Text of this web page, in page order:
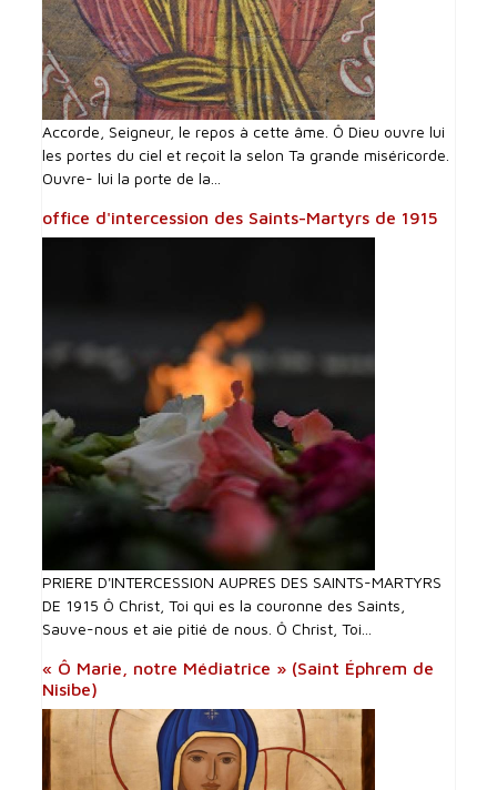
Accorde, Seigneur, le repos à cette âme. Ô Dieu ouvre lui
les portes du ciel et reçoit la selon Ta grande miséricorde.
Ouvre- lui la porte de la...
office d'intercession des Saints-Martyrs de 1915
PRIERE D'INTERCESSI0N AUPRES DES SAINTS-MARTYRS
DE 1915 Ô Christ, Toi qui es la couronne des Saints,
Sauve-nous et aie pitié de nous. Ô Christ, Toi...
« Ô Marie, notre Médiatrice » (Saint Éphrem de
Nisibe)